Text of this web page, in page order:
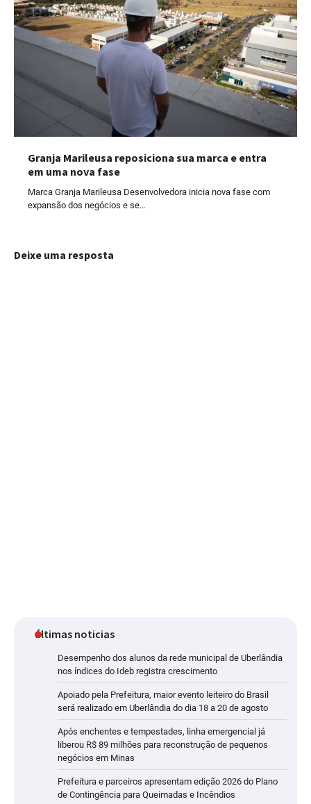
Granja Marileusa reposiciona sua marca e entra
em uma nova fase
Marca Granja Marileusa Desenvolvedora inicia nova fase com
expansão dos negócios e se…
Deixe uma resposta
últimas noticias
Desempenho dos alunos da rede municipal de Uberlândia
nos índices do Ideb registra crescimento
Apoiado pela Prefeitura, maior evento leiteiro do Brasil
será realizado em Uberlândia do dia 18 a 20 de agosto
Após enchentes e tempestades, linha emergencial já
liberou R$ 89 milhões para reconstrução de pequenos
negócios em Minas
Prefeitura e parceiros apresentam edição 2026 do Plano
de Contingência para Queimadas e Incêndios